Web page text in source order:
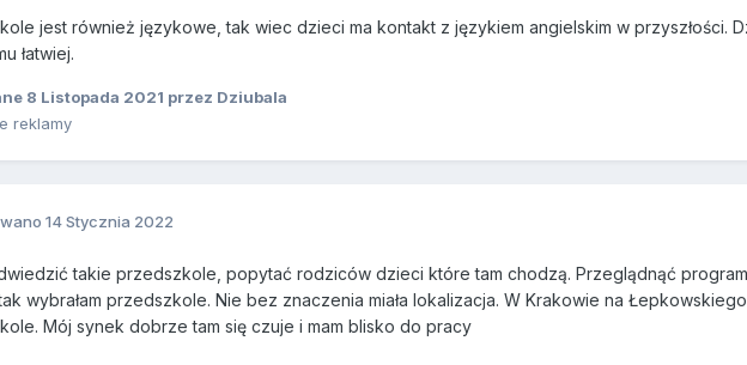
jest również językowe, tak wiec dzieci ma kontakt z językiem angielskim w przyszłości.
łatwiej.
8 Listopada 2021 przez Dziubala
reklamy
14 Stycznia 2022
takie przedszkole, popytać rodziców dzieci które tam chodzą. Przeglądnąć
wybrałam przedszkole. Nie bez znaczenia miała lokalizacja. W Krakowie na
Mój synek dobrze tam się czuje i mam blisko do pracy